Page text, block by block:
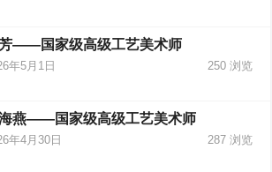
——国家级高级工艺美术师
年5月1日 250浏览
燕——国家级高级工艺美术师
年4月30日 287浏览